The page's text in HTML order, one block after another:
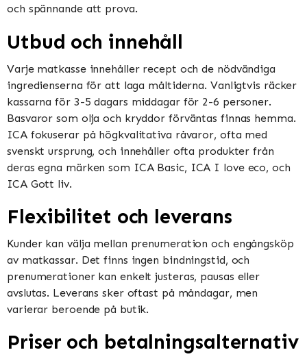
och spännande att prova​​.
Utbud och innehåll
Varje matkasse innehåller recept och de nödvändiga
ingredienserna för att laga måltiderna. Vanligtvis räcker
kassarna för 3-5 dagars middagar för 2-6 personer.
Basvaror som olja och kryddor förväntas finnas hemma​​.
ICA fokuserar på högkvalitativa råvaror, ofta med
svenskt ursprung, och innehåller ofta produkter från
deras egna märken som ICA Basic, ICA I love eco, och
ICA Gott liv​​.
Flexibilitet och leverans
Kunder kan välja mellan prenumeration och engångsköp
av matkassar. Det finns ingen bindningstid, och
prenumerationer kan enkelt justeras, pausas eller
avslutas. Leverans sker oftast på måndagar, men
varierar beroende på butik​​​​.
Priser och betalningsalternativ